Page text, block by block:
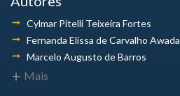
Cylmar Pitelli Teixeira Fortes
Fernanda Elissa de Carvalho Awada
Marcelo Augusto de Barros
Mais